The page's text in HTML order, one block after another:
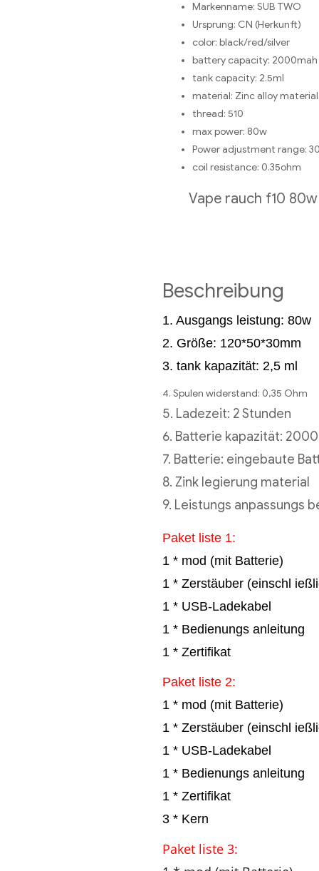
Markenname: SUB TWO
Ursprung: CN (Herkunft)
color: black/red/silver
battery capacity: 2000mah
tank capacity: 2.5ml
material: Zinc alloy material
thread: 510
max power: 80w
Power adjustment range:
coil resistance: 0.35ohm
Vape rauch f10
Beschreibung
1. Ausgangs leistung: 80w
2. Größe: 120*50*30mm
3. tank kapazität: 2,5 ml
4. Spulen widerstand: 0,35 Ohm
5. Ladezeit: 2 Stunden
6. Batterie kapazität:
7. Batterie: eingebaute
8. Zink legierung material
9. Leistungs anpassungs
Paket liste 1:
1 * mod (mit Batterie)
1 * Zerstäuber (einschl
1 * USB-Ladekabel
1 * Bedienungs anleitung
1 * Zertifikat
Paket liste 2:
1 * mod (mit Batterie)
1 * Zerstäuber (einschl
1 * USB-Ladekabel
1 * Bedienungs anleitung
1 * Zertifikat
3 * Kern
Paket liste 3: